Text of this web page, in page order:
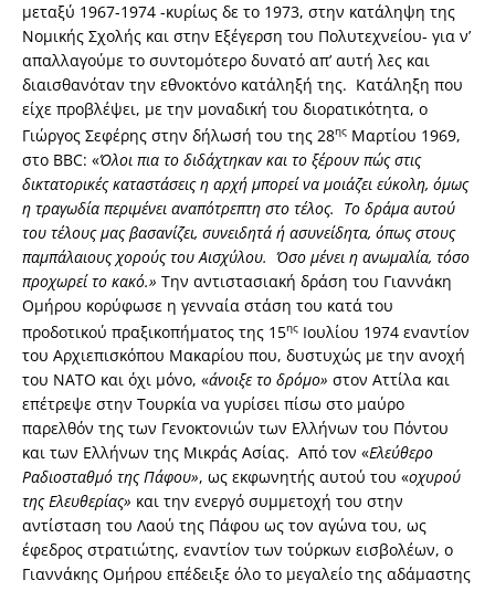
μεταξύ 1967-1974 -κυρίως δε το 1973, στην κατάληψη της
Νομικής Σχολής και στην Εξέγερση του Πολυτεχνείου- για ν’
απαλλαγούμε το συντομότερο δυνατό απ’ αυτή λες και
διαισθανόταν την εθνοκτόνο κατάληξή της. Κατάληξη που
είχε προβλέψει, με την μοναδική του διορατικότητα, ο
Γιώργος Σεφέρης στην δήλωσή του της 28ης Μαρτίου 1969,
στο BBC: «Όλοι πια το διδάχτηκαν και το ξέρουν πώς στις
δικτατορικές καταστάσεις η αρχή μπορεί να μοιάζει εύκολη, όμως
η τραγωδία περιμένει αναπότρεπτη στο τέλος. Το δράμα αυτού
του τέλους μας βασανίζει, συνειδητά ή ασυνείδητα, όπως στους
παμπάλαιους χορούς του Αισχύλου. Όσο μένει η ανωμαλία, τόσο
προχωρεί το κακό.» Την αντιστασιακή δράση του Γιαννάκη
Ομήρου κορύφωσε η γενναία στάση του κατά του
προδοτικού πραξικοπήματος της 15ης Ιουλίου 1974 εναντίον
του Αρχιεπισκόπου Μακαρίου που, δυστυχώς με την ανοχή
του ΝΑΤΟ και όχι μόνο, «άνοιξε το δρόμο» στον Αττίλα και
επέτρεψε στην Τουρκία να γυρίσει πίσω στο μαύρο
παρελθόν της των Γενοκτονιών των Ελλήνων του Πόντου
και των Ελλήνων της Μικράς Ασίας. Από τον «Ελεύθερο
Ραδιοσταθμό της Πάφου», ως εκφωνητής αυτού του «οχυρού
της Ελευθερίας» και την ενεργό συμμετοχή του στην
αντίσταση του Λαού της Πάφου ως τον αγώνα του, ως
έφεδρος στρατιώτης, εναντίον των τούρκων εισβολέων, ο
Γιαννάκης Ομήρου επέδειξε όλο το μεγαλείο της αδάμαστης